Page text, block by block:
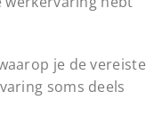
je de vereiste
soms deels